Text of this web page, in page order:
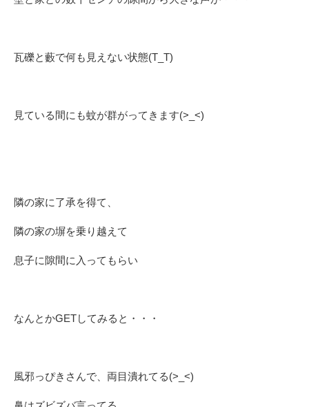
瓦礫と藪で何も見えない状態(T_T)
見ている間にも蚊が群がってきます(>_<)
隣の家に了承を得て、
隣の家の塀を乗り越えて
息子に隙間に入ってもらい
なんとかGETしてみると・・・
風邪っぴきさんで、両目潰れてる(>_<)